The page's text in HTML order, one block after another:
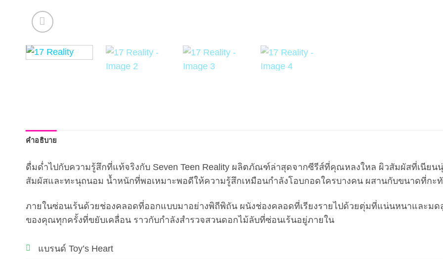
คำอธิบาย
ดื่มด่ำไปกับความรู้สึกที่แท้จริงกับ Seven Teen Reality ผลิตภัณฑ์ล่าสุดจากซีรีส์ที่คุณหลงใหล ผิวสัมผัสที่เนีย
สัมผัสและทะนุถนอม น้ำหนักที่พอเหมาะพอดีให้ความรู้สึกเหมือนกำลังโอบกอดใครบางคน ผสานกับขนาดที่กะ
ภายในซ่อนเร้นด้วยช่องคลอดที่ออกแบบมาอย่างพิถีพิถัน ผนังช่องคลอดที่เรียงรายไปด้วยตุ่มที่แน่นหนาและม
ของคุณทุกครั้งที่ขยับเคลื่อน ราวกับกำลังสำรวจสวนดอกไม้ลับที่ซ่อนเร้นอยู่ภายใน
แบรนด์ Toy’s Heart